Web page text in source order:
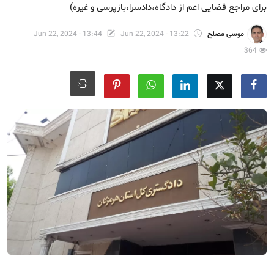
اجاره جواز و پروانه کسب
اجاره فیش حقوقی
اجاره وثیقه
اجاره سند
برای مراجع قضایی اعم از دادگاه،دادسرا،بازپرسی و غیره)
موسی مصلح Jun 22, 2024 - 13:22
Jun 22, 2024 - 13:44